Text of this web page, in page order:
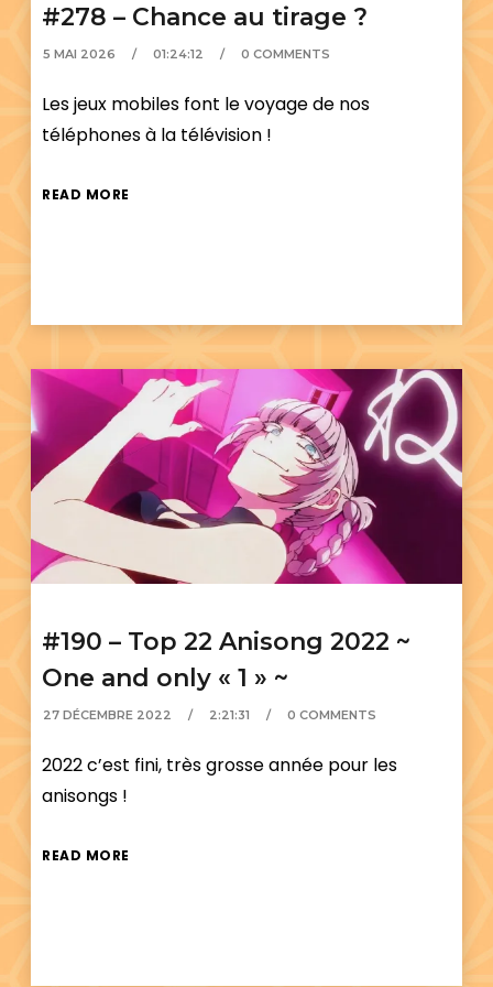
#278 – Chance au tirage ?
5 MAI 2026 01:24:12 0 COMMENTS
Les jeux mobiles font le voyage de nos
téléphones à la télévision !
READ MORE
#190 – Top 22 Anisong 2022 ~
One and only « 1 » ~
27 DÉCEMBRE 2022 2:21:31 0 COMMENTS
2022 c’est fini, très grosse année pour les
anisongs !
READ MORE